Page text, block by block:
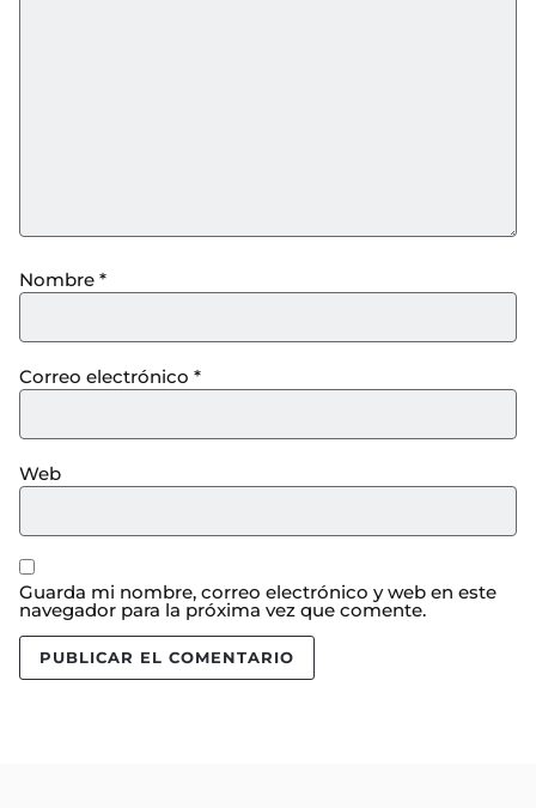
Nombre *
Correo electrónico *
Web
Guarda mi nombre, correo electrónico y web en este
navegador para la próxima vez que comente.